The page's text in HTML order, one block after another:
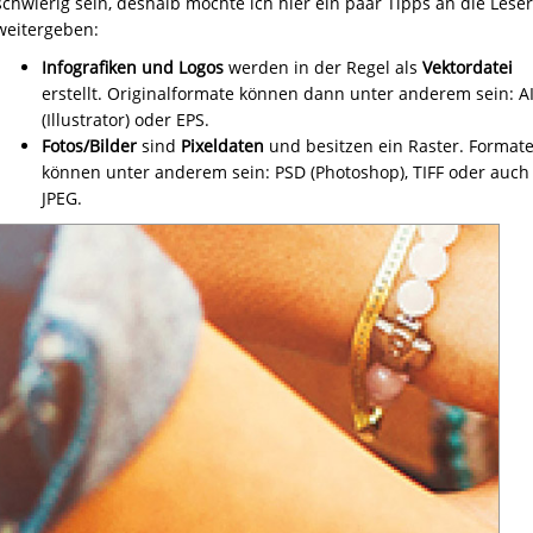
Infografiken und Logos werden in der Regel als Vektordatei
erstellt. Originalformate können dann unter anderem sein: AI
(Illustrator) oder EPS.
Fotos/Bilder sind Pixeldaten und besitzen ein Raster. Formate
können unter anderem sein: PSD (Photoshop), TIFF oder auch
JPEG.